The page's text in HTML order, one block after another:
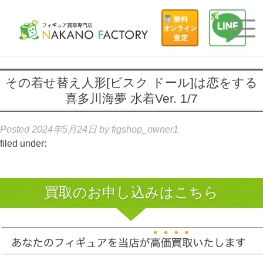
その着せ替え人形[ビスク ドール]は恋をする
喜多川海夢 水着Ver. 1/7
Posted 2024年5月24日 by figshop_owner1
filed under:
買取のお申し込みはこちら